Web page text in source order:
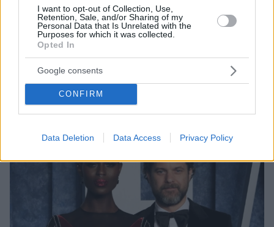
I want to opt-out of Collection, Use,
Retention, Sale, and/or Sharing of my
Personal Data that Is Unrelated with the
Purposes for which it was collected.
Opted In
Google consents
CONFIRM
Data Deletion Data Access Privacy Policy
Η Λουπίτα Νιόνγκο και ο Τζοσουά Τζάκσον είναι
Οι φωτογραφίες τους από την παραλία, που
επιβεβαίωσαν ότι είναι σε σχέση
05.03.2024, 13:43 1